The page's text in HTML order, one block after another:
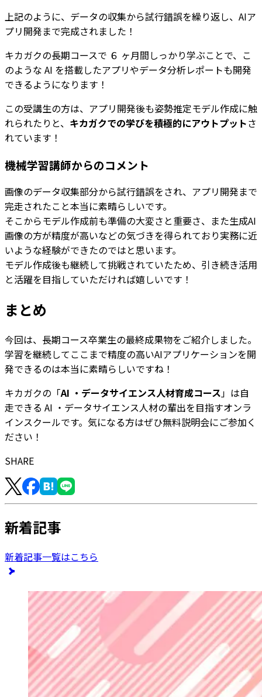
上記のように、データの収集から試行錯誤を繰り返し、AIア
プリ開発まで完成されました！
キカガクの長期コースで ６ ヶ月間しっかり学ぶことで、こ
のような AI を搭載したアプリやデータ分析レポートも開発
できるようになります！
この受講生の方は、アプリ開発後も姿勢推定モデル作成に触
れられたりと、 キカガクでの学びを積極的にアウトプットさ
れています！
機械学習講師からのコメント
画像のデータ収集部分から試行錯誤をされ、アプリ開発まで
完走されたこと本当に素晴らしいです。
そこからモデル作成前も準備の大変さと重要さ、また生成AI
画像の方が精度が高いなどの気づきを得られており実務に近
いような経験ができたのではと思います。
モデル作成後も継続して挑戦されていたため、引き続き活用
と活躍を目指していただければ嬉しいです！
まとめ
今回は、長期コース卒業生の最終成果物をご紹介しました。
学習を継続してここまで精度の高いAIアプリケーションを開
発できるのは本当に素晴らしいですね！
キカガクの「AI ・データサイエンス人材育成コース 」は自
走できる AI ・データサイエンス人材の輩出を目指すオンラ
インスクールです。気になる方はぜひ無料説明会にご参加く
ださい！
SHARE
新着記事
新着記事一覧はこちら